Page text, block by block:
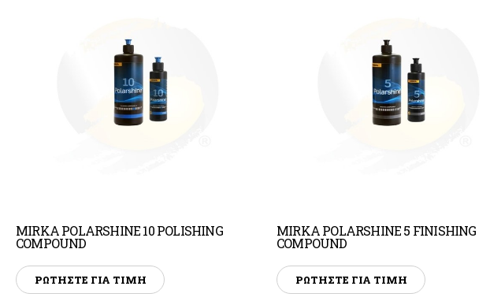
MIRKA POLARSHINE 10 POLISHING
COMPOUND
ΡΩΤΗΣΤΕ ΓΙΑ ΤΙΜΗ
MIRKA POLARSHINE 5 FINISHING
COMPOUND
ΡΩΤΗΣΤΕ ΓΙΑ ΤΙΜΗ